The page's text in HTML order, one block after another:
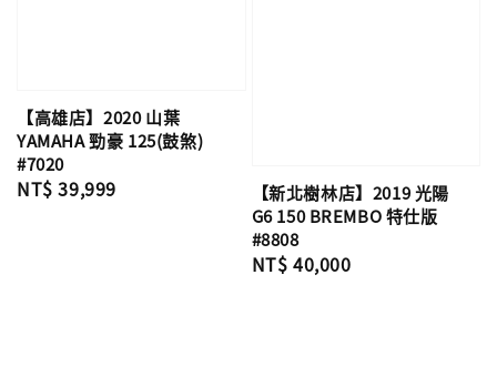
【高雄店】2020 山葉
YAMAHA 勁豪 125(鼓煞)
#7020
Regular
NT$ 39,999
【新北樹林店】2019 光陽
G6 150 BREMBO 特仕版
#8808
Regular
NT$ 40,000